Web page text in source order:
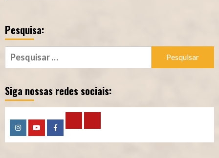
Pesquisa:
Pesquisar
por:
Siga nossas redes sociais:
InstagramYouTubeFacebook
Calculadora
–
Calculadora
–